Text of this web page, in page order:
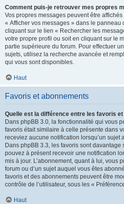
Comment puis-je retrouver mes propres
Vos propres messages peuvent être
« Afficher vos messages » dans le panneau
cliquant sur le lien « Rechercher les
votre propre profil ou soit en cliquant sur le
partie supérieure du forum. Pour effectuer
sujets, utilisez la recherche avancée et
qui vous sont disponibles.
Haut
Favoris et abonnements
Quelle est la différence entre les favoris
Dans phpBB 3.0, la fonctionnalité qui vous
favoris était similaire à celle présente dans
receviez aucune notification lorsqu’un sujet
Dans phpBB 3.3, les favoris sont
pouvez à présent recevoir une notification
mis à jour. L’abonnement, quant à lui, vous
forum ou d’un sujet auquel vous êtes
favoris et des abonnements peuvent être
contrôle de l’utilisateur, sous les «
Haut